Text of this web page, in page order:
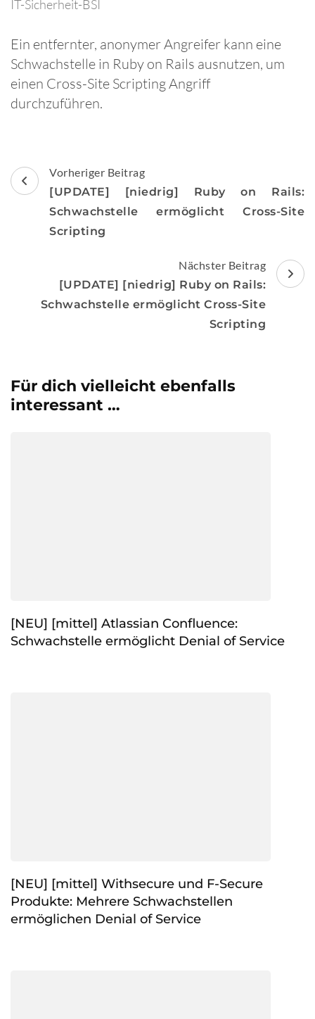
IT-Sicherheit-BSI
Ein entfernter, anonymer Angreifer kann eine
Schwachstelle in Ruby on Rails ausnutzen, um
einen Cross-Site Scripting Angriff
durchzuführen.
Beitragsnavigation
Vorheriger Beitrag
[UPDATE] [niedrig] Ruby on Rails:
Schwachstelle ermöglicht Cross-Site
Scripting
Nächster Beitrag
[UPDATE] [niedrig] Ruby on Rails:
Schwachstelle ermöglicht Cross-Site
Scripting
Für dich vielleicht ebenfalls
interessant …
[NEU] [mittel] Atlassian Confluence:
Schwachstelle ermöglicht Denial of Service
[NEU] [mittel] Withsecure und F-Secure
Produkte: Mehrere Schwachstellen
ermöglichen Denial of Service